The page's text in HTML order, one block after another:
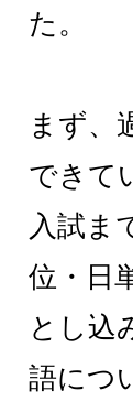
た。
まず、
できて
入試ま
位・日
とし込
語につ